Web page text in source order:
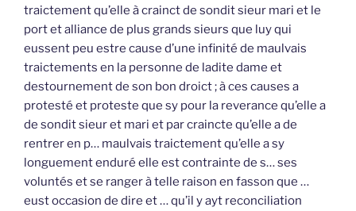
traictement qu’elle à crainct de sondit sieur mari et le
port et alliance de plus grands sieurs que luy qui
eussent peu estre cause d’une infinité de maulvais
traictements en la personne de ladite dame et
destournement de son bon droict ; à ces causes a
protesté et proteste que sy pour la reverance qu’elle a
de sondit sieur et mari et par craincte qu’elle a de
rentrer en p… maulvais traictement qu’elle a sy
longuement enduré elle est contrainte de s… ses
voluntés et se ranger à telle raison en fasson que …
eust occasion de dire et … qu’il y ayt reconciliation